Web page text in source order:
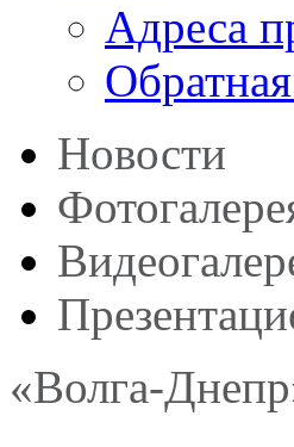
Адреса
Новости
«Волга-